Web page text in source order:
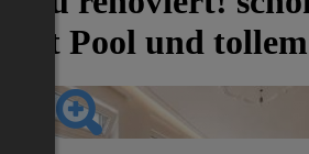
mit Pool und